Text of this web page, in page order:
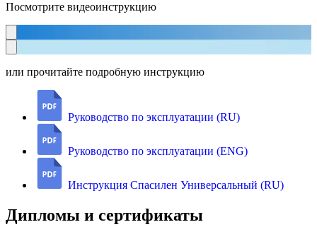
Посмотрите видеоинструкцию
или прочитайте подробную инструкцию
Руководство по эксплуатации (RU)
Руководство по эксплуатации (ENG)
Инструкция Спасилен Универсальный (RU)
Дипломы и сертификаты